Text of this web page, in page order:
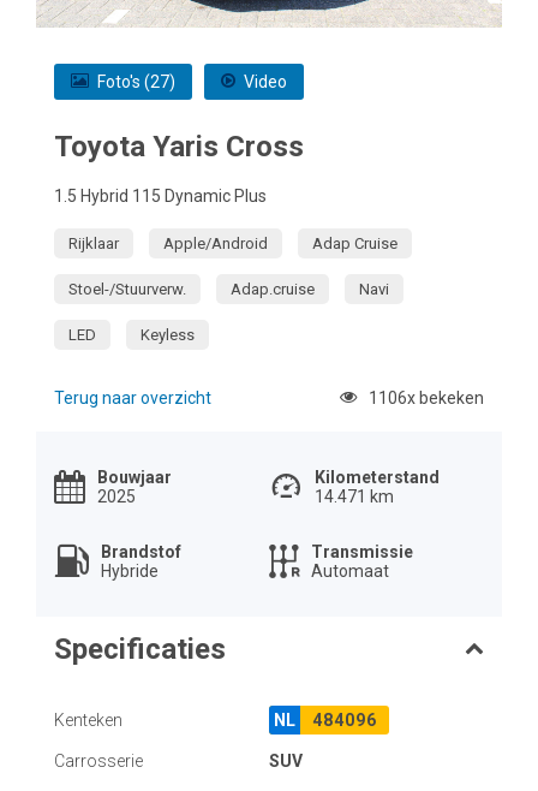
Toyota Yaris Cross
1.5 Hybrid 115 Dynamic Plus
Rijklaar Apple/Android Adap Cruise
Stoel-/Stuurverw. Adap.cruise Navi
LED Keyless
Foto's (27) Video
Terug naar overzicht 1106x bekeken
Bouwjaar
2025
Kilometerstand
14.471 km
Brandstof
Hybride
Transmissie
Automaat
Specificaties
Kenteken NL 484096
Carrosserie SUV